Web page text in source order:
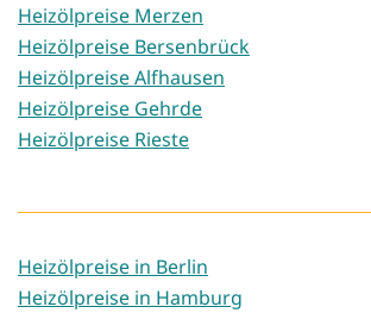
Heizölpreise Merzen
Heizölpreise Bersenbrück
Heizölpreise Alfhausen
Heizölpreise Gehrde
Heizölpreise Rieste
Heizölpreise in Berlin
Heizölpreise in Hamburg